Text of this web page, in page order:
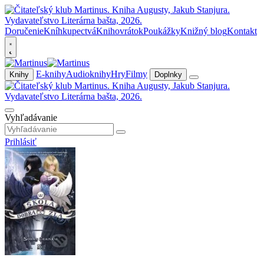
DoručenieKníhkupectváKnihovrátokPoukážkyKnižný blogKontakt
Knihy E-knihyAudioknihyHryFilmy Doplnky
Vyhľadávanie
Prihlásiť